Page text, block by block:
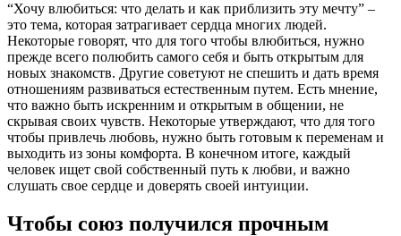
“Хочу влюбиться: что делать и как приблизить эту мечту” –
это тема, которая затрагивает сердца многих людей.
Некоторые говорят, что для того чтобы влюбиться, нужно
прежде всего полюбить самого себя и быть открытым для
новых знакомств. Другие советуют не спешить и дать время
отношениям развиваться естественным путем. Есть мнение,
что важно быть искренним и открытым в общении, не
скрывая своих чувств. Некоторые утверждают, что для того
чтобы привлечь любовь, нужно быть готовым к переменам и
выходить из зоны комфорта. В конечном итоге, каждый
человек ищет свой собственный путь к любви, и важно
слушать свое сердце и доверять своей интуиции.
Чтобы союз получился прочным